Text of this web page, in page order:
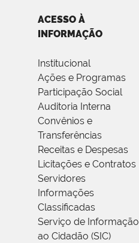
ACESSO À
INFORMAÇÃO
Institucional
Ações e Programas
Participação Social
Auditoria Interna
Convênios e
Transferências
Receitas e Despesas
Licitações e Contratos
Servidores
Informações
Classificadas
Serviço de Informação
ao Cidadão (SIC)